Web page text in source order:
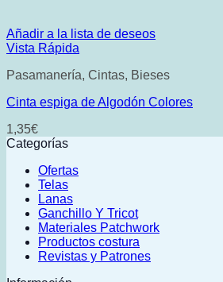
Añadir a la lista de deseos
Vista Rápida
Pasamanería, Cintas, Bieses
Cinta espiga de Algodón Colores
1,35€
Categorías
Ofertas
Telas
Lanas
Ganchillo Y Tricot
Materiales Patchwork
Productos costura
Revistas y Patrones